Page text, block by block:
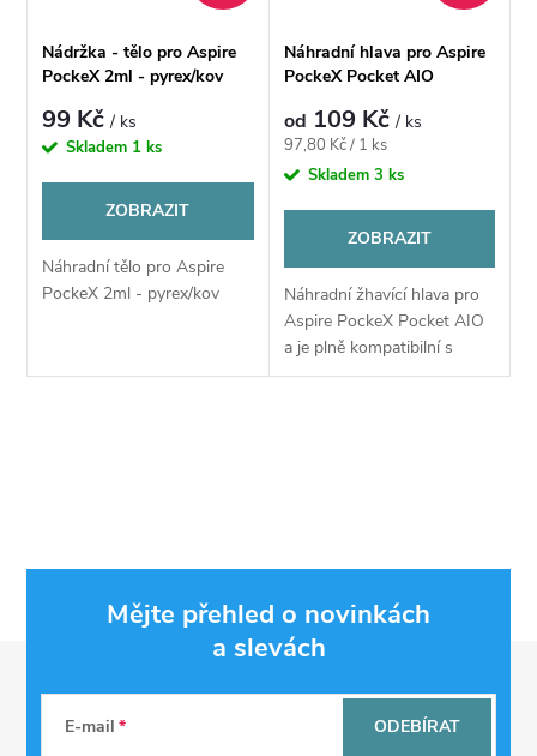
í
p
r
d
k
s
p
r
o
d
u
Nádržka - tělo pro Aspire
PockeX 2ml - pyrex/kov
99 Kč/ ks
Skladem 1 ks
ZOBRAZIT
Náhradní tělo pro Aspire
PockeX 2ml - pyrex/kov
Náhradní hlava pro Aspire
PockeX Pocket AIO
od 109 Kč/ ks
Měrná
cena:
97,80 Kč / 1 ks
Skladem 3 ks
ZOBRAZIT
Náhradní žhavící hlava pro
Aspire PockeX Pocket AIO
a je plně kompatibilní s
Aspire Nautilus X a XS
a
Mějte přehled o novinkách
a slevách
E-mail ODEBÍRAT